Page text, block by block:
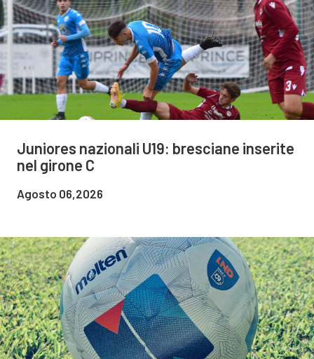
Juniores nazionali U19: bresciane inserite
nel girone C
Agosto 06,2026